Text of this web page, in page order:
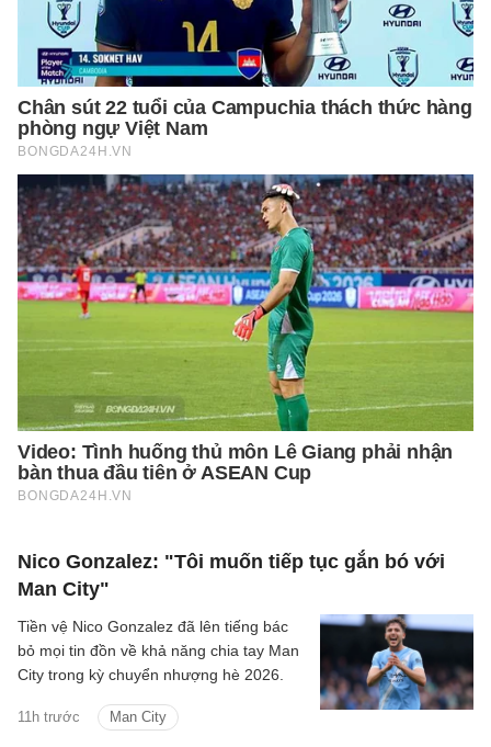
Nico Gonzalez: "Tôi muốn tiếp tục gắn bó với
Man City"
11h trước Man City
Tiền vệ Nico Gonzalez đã lên tiếng bác
bỏ mọi tin đồn về khả năng chia tay Man
City trong kỳ chuyển nhượng hè 2026.